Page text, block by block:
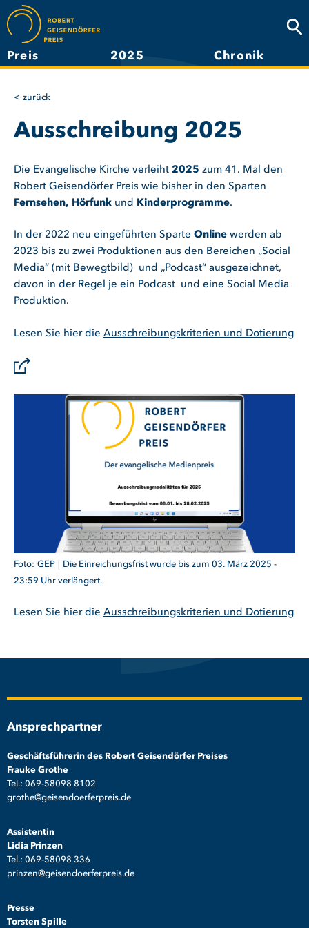
Direkt
zum
Inhalt
Preis 2025 Chronik
zurück
Ausschreibung 2025
Die Evangelische Kirche verleiht 2025 zum 41. Mal den
Robert Geisendörfer Preis wie bisher in den Sparten
Fernsehen, Hörfunk und Kinderprogramme.
In der 2022 neu eingeführten Sparte Online werden ab
2023 bis zu zwei Produktionen aus den Bereichen „Social
Media“ (mit Bewegtbild) und „Podcast“ ausgezeichnet,
davon in der Regel je ein Podcast und eine Social Media
Produktion.
Lesen Sie hier die Ausschreibungskriterien und Dotierung
GEP
Die Einreichungsfrist wurde bis zum 03. März 2025 -
23:59 Uhr verlängert.
Lesen Sie hier die Ausschreibungskriterien und Dotierung
Ansprechpartner
Geschäftsführerin des Robert Geisendörfer Preises
Frauke Grothe
Tel.: 069-58098 8102
grothe@geisendoerferpreis.de
Assistentin
Lidia Prinzen
Tel.: 069-58098 336
prinzen@geisendoerferpreis.de
Presse
Torsten Spille